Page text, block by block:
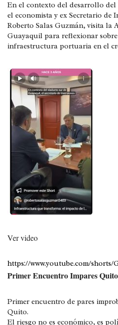
En el contexto del desarrollo
el economista y ex Secretario de
Roberto Salas Guzmán, visita
Guayaquil para reflexionar
infraestructura portuaria en el
Ver video
https://www.youtube.com/shorts/
Primer Encuentro Impares
Primer encuentro de pares
Quito.
El riesgo no es económico, es